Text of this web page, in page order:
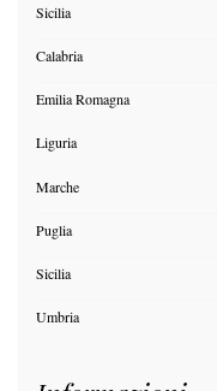
Sicilia
Calabria
Emilia Romagna
Liguria
Marche
Puglia
Sicilia
Umbria